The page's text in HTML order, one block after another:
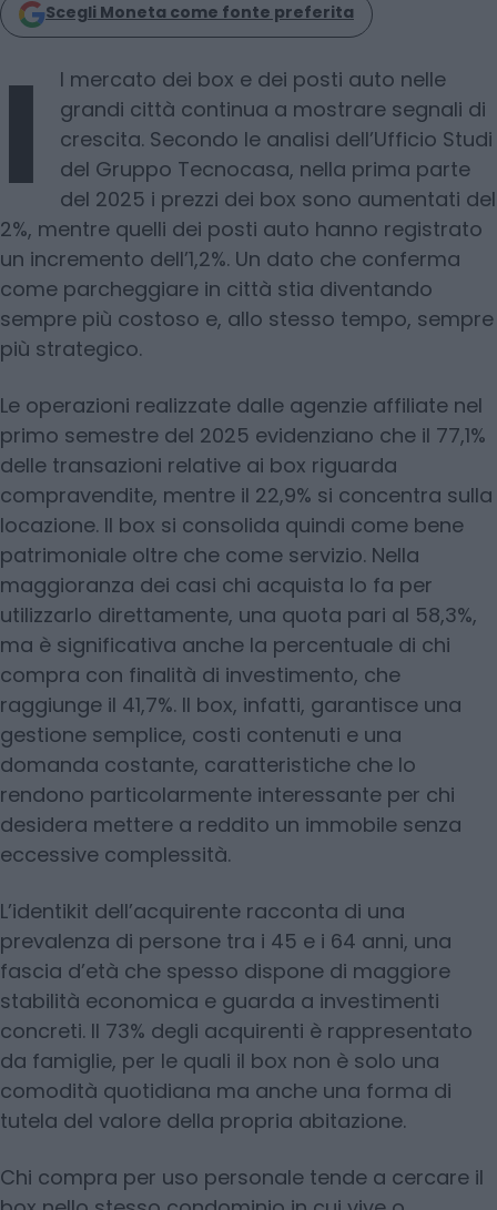
Scegli Moneta come fonte preferita
I
l mercato dei box e dei posti auto nelle
grandi città continua a mostrare segnali di
crescita. Secondo le analisi dell’Ufficio Studi
del Gruppo Tecnocasa, nella prima parte
del 2025 i prezzi dei box sono aumentati del
2%, mentre quelli dei posti auto hanno registrato
un incremento dell’1,2%. Un dato che conferma
come parcheggiare in città stia diventando
sempre più costoso e, allo stesso tempo, sempre
più strategico.
Le operazioni realizzate dalle agenzie affiliate nel
primo semestre del 2025 evidenziano che il 77,1%
delle transazioni relative ai box riguarda
compravendite, mentre il 22,9% si concentra sulla
locazione. Il box si consolida quindi come bene
patrimoniale oltre che come servizio. Nella
maggioranza dei casi chi acquista lo fa per
utilizzarlo direttamente, una quota pari al 58,3%,
ma è significativa anche la percentuale di chi
compra con finalità di investimento, che
raggiunge il 41,7%. Il box, infatti, garantisce una
gestione semplice, costi contenuti e una
domanda costante, caratteristiche che lo
rendono particolarmente interessante per chi
desidera mettere a reddito un immobile senza
eccessive complessità.
L’identikit dell’acquirente racconta di una
prevalenza di persone tra i 45 e i 64 anni, una
fascia d’età che spesso dispone di maggiore
stabilità economica e guarda a investimenti
concreti. Il 73% degli acquirenti è rappresentato
da famiglie, per le quali il box non è solo una
comodità quotidiana ma anche una forma di
tutela del valore della propria abitazione.
Chi compra per uso personale tende a cercare il